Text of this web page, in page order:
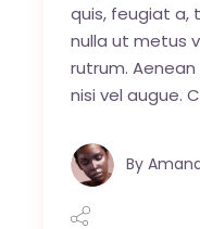
quis, feugiat a,
nulla ut metus
rutrum.
nisi vel augue.
By